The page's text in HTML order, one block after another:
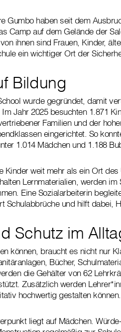
Gumbo haben seit dem
Camp auf dem Gelände der
ihnen sind Frauen, Kinder,
ein wichtiger Ort der
Bildung
wurde gegründet, damit
Jahr 2025 besuchten 1.871
Familien und der
eingerichtet. So
1.014 Mädchen und 1.188
Kinder weit mehr als ein Ort
Lernmaterialien, werden
Eine Sozialarbeiterin
Schulabbrüche und hilft dabei,
Schutz im
können, braucht es nicht nur
Bücher,
die Gehälter von 62
Zusätzlich werden
hochwertig gestalten können.
liegt auf Mädchen.